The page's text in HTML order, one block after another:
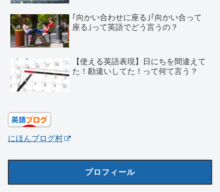
｢向かい合わせに座る｣｢向かい合って
座る｣って英語でどう言うの？
【使える英語表現】日にちを間違えて
た！勘違いしてた！って何て言う？
にほんブログ村
プロフィール